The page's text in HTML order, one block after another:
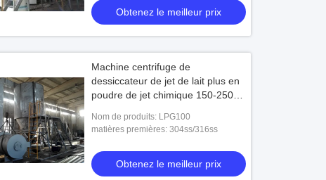
Obtenez le meilleur prix
Machine centrifuge de
dessiccateur de jet de lait plus en
poudre de jet chimique 150-250
Nom de produits: LPG100
matières premières: 304ss/316ss
Obtenez le meilleur prix